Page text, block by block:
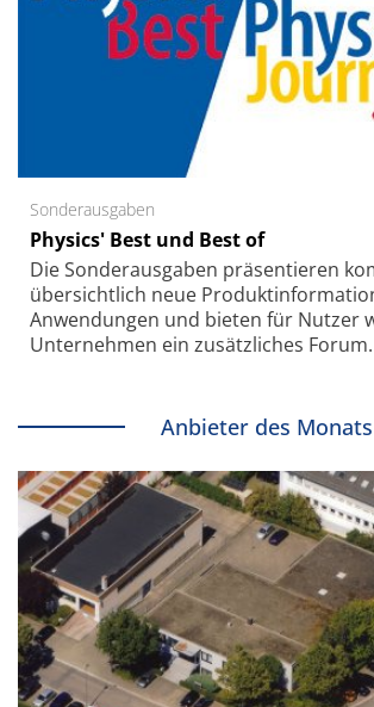
Sonderausgaben
Physics' Best und Best of
Die Sonder­ausgaben präsentieren
übersichtlich neue
Anwendungen und bieten für Nutzer
Unternehmen ein zusätzliches Forum.
Anbieter des Monats